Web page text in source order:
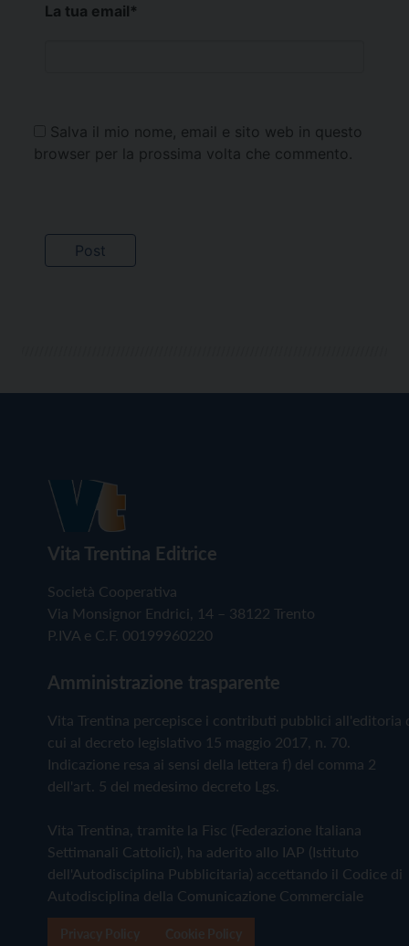
La tua email*
Salva il mio nome, email e sito web in questo
browser per la prossima volta che commento.
Vita Trentina Editrice
Società Cooperativa
Via Monsignor Endrici, 14 – 38122 Trento
P.IVA e C.F. 00199960220
Amministrazione trasparente
Vita Trentina percepisce i contributi pubblici all'editoria
cui al decreto legislativo 15 maggio 2017, n. 70.
Indicazione resa ai sensi della lettera f) del comma 2
dell'art. 5 del medesimo decreto Lgs.
Vita Trentina, tramite la Fisc (Federazione Italiana
Settimanali Cattolici), ha aderito allo IAP (Istituto
dell'Autodisciplina Pubblicitaria) accettando il Codice di
Autodisciplina della Comunicazione Commerciale